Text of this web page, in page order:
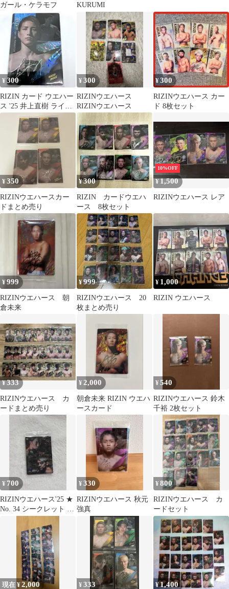
ガール・ケラモフ
KURUMI
¥300
RIZIN カード ウエハー
ス '25 井上直樹 ライジ
ン MMA 総合格闘技
¥300
RIZINウエハース
RIZINウエハース
¥300
RIZINウエハース カー
ド 8枚セット
¥350
RIZINウエハースカー
ドまとめ売り
¥300
RIZIN カードウエハ
ース 8枚セット
10%OFF
¥1,500
RIZINウエハース レア
¥999
RIZINウエハース 朝
倉未来
¥999
RIZINウエハース 20
枚まとめ売り
¥ 1,000
RIZIN ウエハース
¥333
RIZINウエハース カ
ードまとめ売り
¥ 2,000
朝倉未来 RIZIN ウエハ
ースカード
¥540
RIZINウエハース 鈴木
千裕 2枚セット
¥ 700
RIZINウエハース'25 ★
No. 34 シークレット 1
¥330
RIZINウエハース 秋元
強真
¥800
RIZINウエハース カ
ードセット
現在 ¥2,000 ¥333 ¥1,400